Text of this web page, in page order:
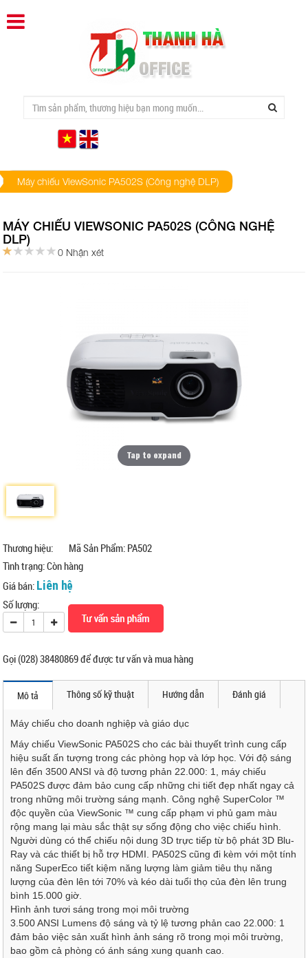
Máy chiếu ViewSonic PA502S (Công nghệ DLP)
MÁY CHIẾU VIEWSONIC PA502S (CÔNG NGHỆ
DLP)
0 Nhận xét
Tap to expand
Thương hiệu:
Mã Sản Phẩm: PA502
Tình trạng:Còn hàng
Giá bán: Liên hệ
Số lượng:
Gọi (028) 38480869 để được tư vấn và mua hàng
Mô tả Thông số kỹ thuật Hướng dẫn Đánh giá
Máy chiếu cho doanh nghiệp và giáo dục
Máy chiếu ViewSonic PA502S cho các bài thuyết trình cung cấp
hiệu suất ấn tượng trong các phòng họp và lớp học. Với độ sáng
lên đến 3500 ANSI và độ tương phản 22.000: 1, máy chiếu
PA502S được đảm bảo cung cấp những chi tiết đẹp nhất ngay cả
trong những môi trường sáng mạnh. Công nghệ SuperColor ™
độc quyền của ViewSonic ™ cung cấp phạm vi phủ gam màu
rộng mang lại màu sắc thật sự sống động cho việc chiếu hình.
Người dùng có thể chiếu nội dung 3D trực tiếp từ bộ phát 3D Blu-
Ray và các thiết bị hỗ trợ HDMI. PA502S cũng đi kèm với một tính
năng SuperEco tiết kiệm năng lượng làm giảm tiêu thụ năng
lượng của đèn lên tới 70% và kéo dài tuổi thọ của đèn lên trung
bình 15.000 giờ.
Hình ảnh tươi sáng trong mọi môi trường
3.500 ANSI Lumens độ sáng và tỷ lệ tương phản cao 22.000: 1
đảm bảo việc sản xuất hình ảnh sáng rõ trong mọi môi trường,
bao gồm cả phòng có ánh sáng xung quanh cao.